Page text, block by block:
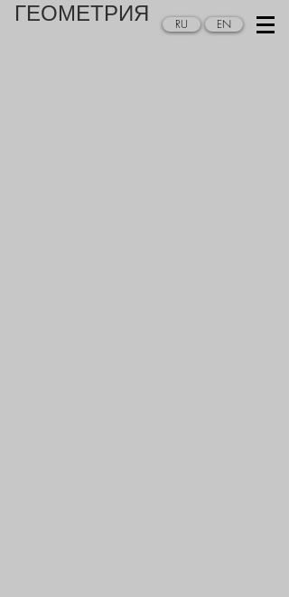
ГЕОМЕТРИЯ RU EN